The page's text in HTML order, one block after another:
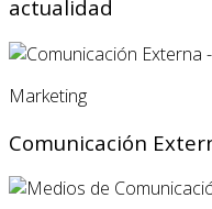
actualidad
Marketing
Comunicación